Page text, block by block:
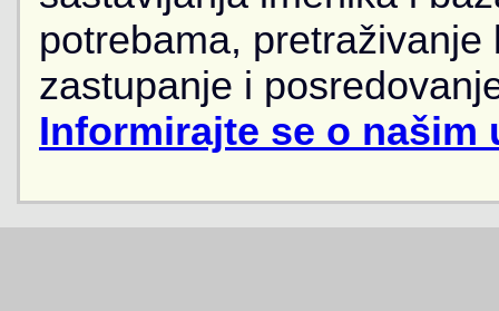
potrebama,
zastupanje i
Informirajte se o našim